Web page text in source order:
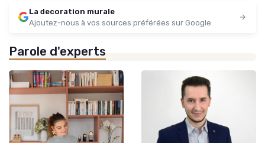
La decoration murale
Ajoutez-nous à vos sources préférées sur Google
Parole d'experts